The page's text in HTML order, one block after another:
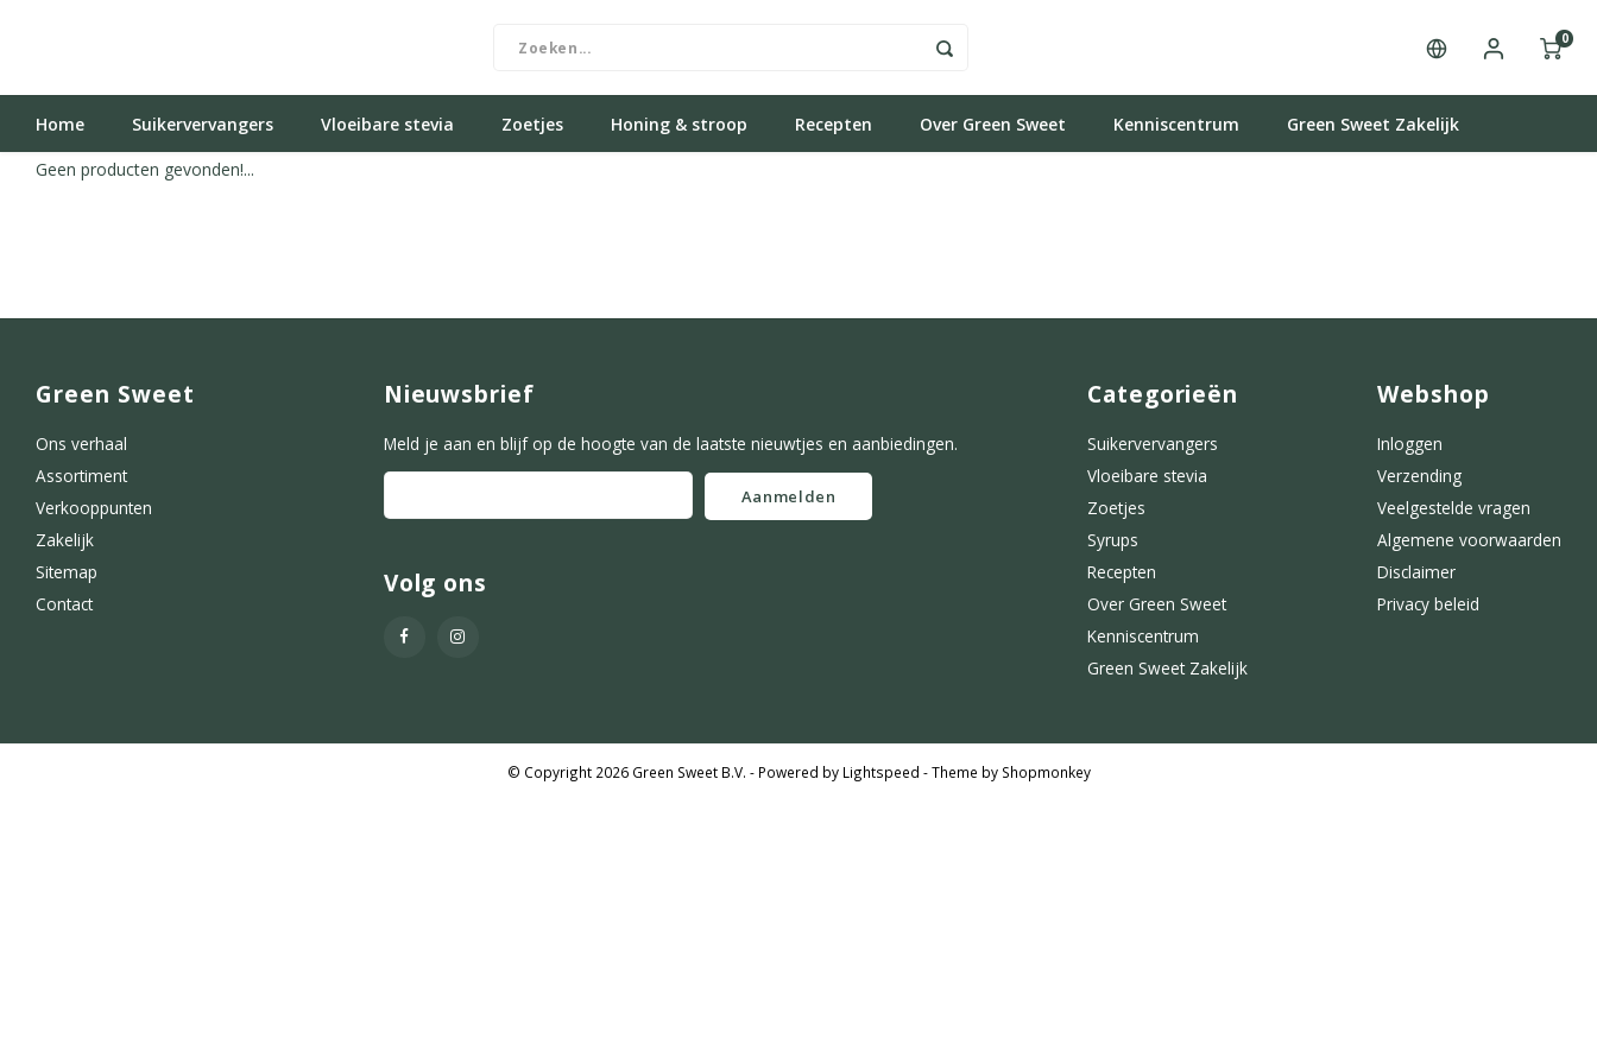
0
Home Suikervervangers Vloeibare stevia Zoetjes Honing & stroop Recepten Over Green Sweet Kenniscentrum Green Sweet Zakelijk
Geen producten gevonden!...
Green Sweet
Ons verhaal
Assortiment
Verkooppunten
Zakelijk
Sitemap
Contact
Nieuwsbrief
Meld je aan en blijf op de hoogte van de laatste nieuwtjes en aanbiedingen.
Aanmelden
Volg ons
Categorieën
Suikervervangers
Vloeibare stevia
Zoetjes
Syrups
Recepten
Over Green Sweet
Kenniscentrum
Green Sweet Zakelijk
Webshop
Inloggen
Verzending
Veelgestelde vragen
Algemene voorwaarden
Disclaimer
Privacy beleid
© Copyright 2026 Green Sweet B.V. - Powered by Lightspeed - Theme by Shopmonkey